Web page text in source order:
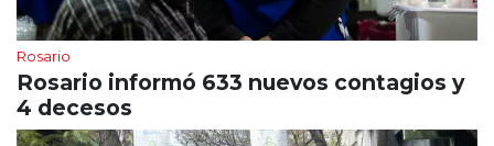
Rosario
Rosario informó 633 nuevos contagios y
4 decesos